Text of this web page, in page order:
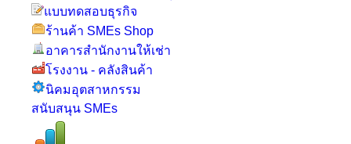
แบบทดสอบธุรกิจ
ร้านค้า SMEs Shop
อาคารสำนักงานให้เช่า
โรงงาน - คลังสินค้า
นิคมอุตสาหกรรม
สนับสนุน SMEs